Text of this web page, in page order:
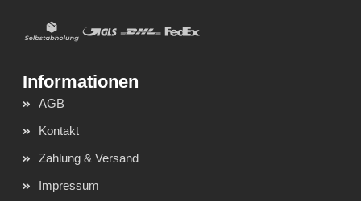
AGB
Kontakt
Zahlung & Versand
Impressum